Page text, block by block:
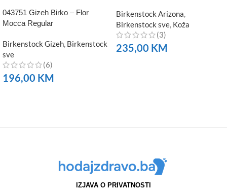
043751 Gizeh Birko – Flor
Mocca Regular
Birkenstock Gizeh, Birkenstock
sve
(6)
196,00 KM
Birkenstock Arizona,
Birkenstock sve, Koža
(3)
235,00 KM
IZJAVA O PRIVATNOSTI